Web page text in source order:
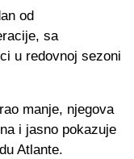
od
sa
u redovnoj sezoni
manje, njegova
i jasno pokazuje
Atlante.